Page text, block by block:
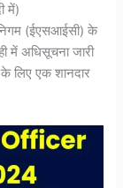
में)
निगम (ईएसआईसी) के
में अधिसूचना जारी
लिए एक शानदार